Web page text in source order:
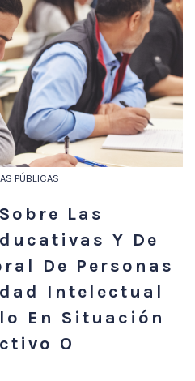
PÚBLICAS
Las
Y De
De Personas
Intelectual
En Situación
O